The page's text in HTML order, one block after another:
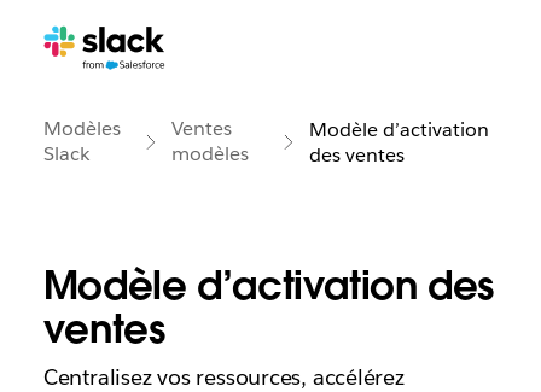
Modèles
Slack
Ventes
modèles
Modèle d’activation
des ventes
Modèle d’activation des
ventes
Centralisez vos ressources, accélérez